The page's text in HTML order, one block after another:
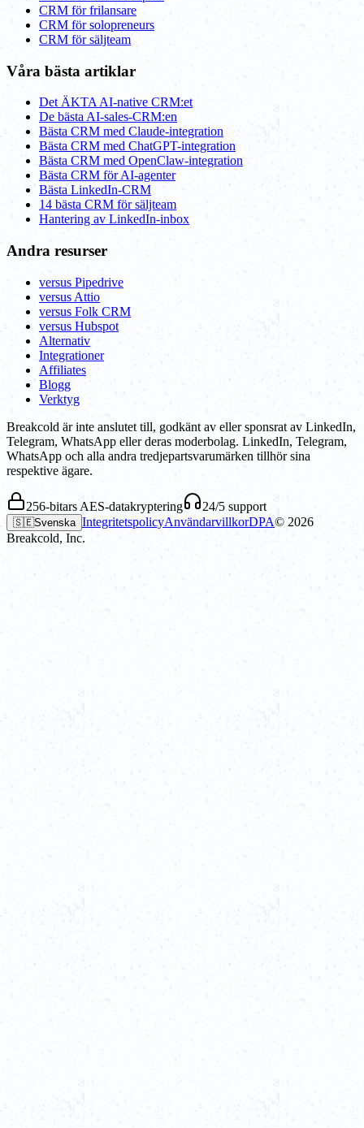
CRM för frilansare
CRM för solopreneurs
CRM för säljteam
Våra bästa artiklar
Det ÄKTA AI-native CRM:et
De bästa AI-sales-CRM:en
Bästa CRM med Claude-integration
Bästa CRM med ChatGPT-integration
Bästa CRM med OpenClaw-integration
Bästa CRM för AI-agenter
Bästa LinkedIn-CRM
14 bästa CRM för säljteam
Hantering av LinkedIn-inbox
Andra resurser
versus Pipedrive
versus Attio
versus Folk CRM
versus Hubspot
Alternativ
Integrationer
Affiliates
Blogg
Verktyg
Breakcold är inte anslutet till, godkänt av eller sponsrat av LinkedIn,
Telegram, WhatsApp eller deras moderbolag. LinkedIn, Telegram,
WhatsApp och alla andra tredjepartsvarumärken tillhör sina
respektive ägare.
256-bitars AES-datakryptering 24/5 support
🇸🇪Svenska IntegritetspolicyAnvändarvillkorDPA© 2026
Breakcold, Inc.